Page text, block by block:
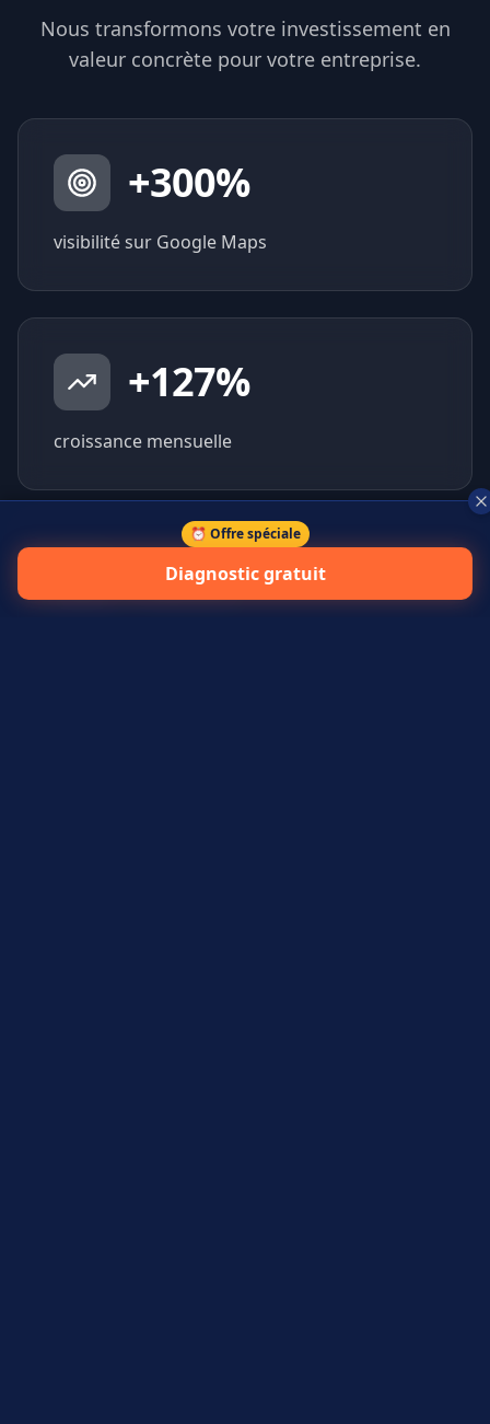
Nous transformons votre investissement en
valeur concrète pour votre entreprise.
+300%
visibilité sur Google Maps
+127%
croissance mensuelle
45%
⏰ Offre spéciale
Diagnostic gratuit